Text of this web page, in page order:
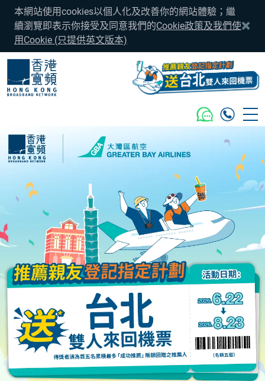
本網站使用cookies以個人化及改善你的網站體驗；繼
續瀏覽即表示你接受及同意我們的Cookie政策及我們使
用Cookie (只提供英文版本)